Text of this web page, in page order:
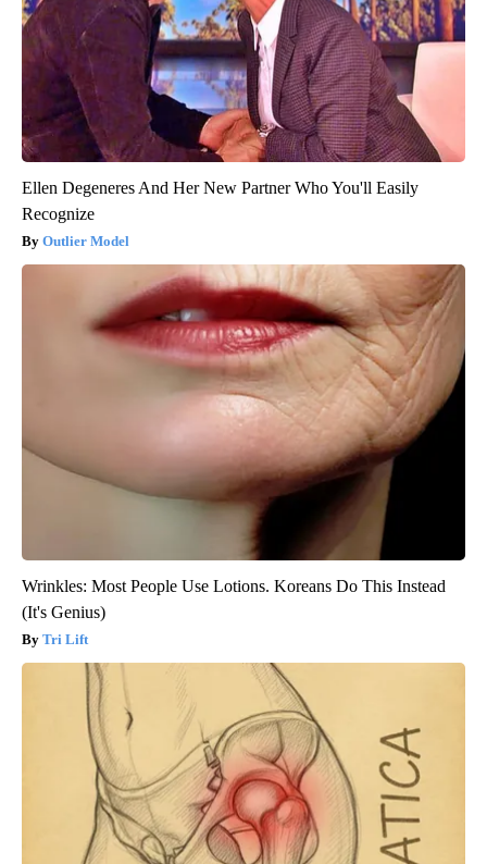
Ellen Degeneres And Her New Partner Who You'll Easily
Recognize
Outlier Model
Wrinkles: Most People Use Lotions. Koreans Do This Instead
(It's Genius)
Tri Lift